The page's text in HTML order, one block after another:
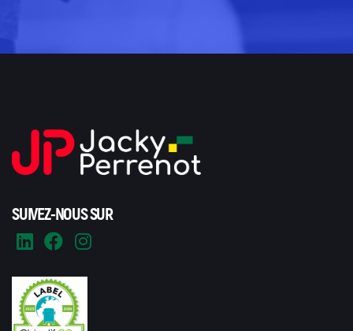
SUIVEZ-NOUS SUR